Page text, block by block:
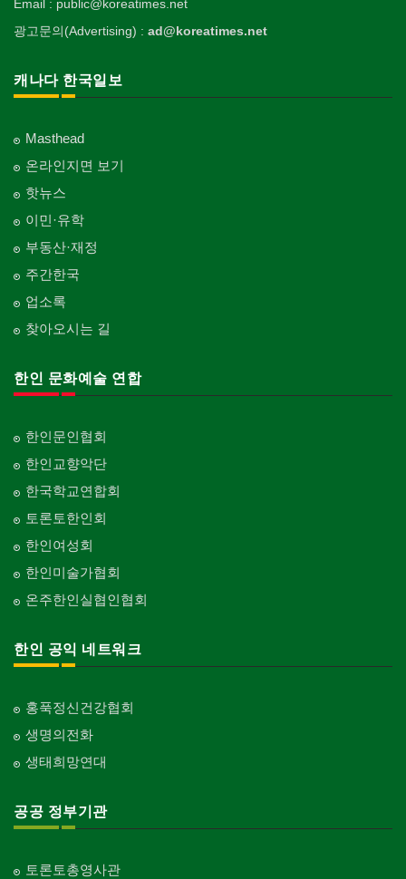
Email : public@koreatimes.net
광고문의(Advertising) : ad@koreatimes.net
캐나다 한국일보
Masthead
온라인지면 보기
핫뉴스
이민·유학
부동산·재정
주간한국
업소록
찾아오시는 길
한인 문화예술 연합
한인문인협회
한인교향악단
한국학교연합회
토론토한인회
한인여성회
한인미술가협회
온주한인실협인협회
한인 공익 네트워크
홍푹정신건강협회
생명의전화
생태희망연대
공공 정부기관
토론토총영사관